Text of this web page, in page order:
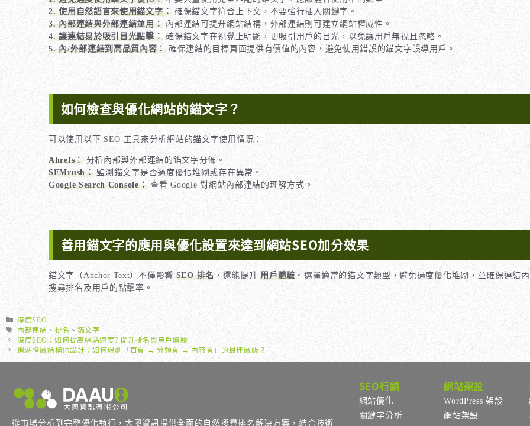
2. 使用自然語言來使用錨文字： 確保錨文字符合上下文，不要強行插入關鍵字。
3. 內部連結與外部連結並用：內部連結可提升網站結構，外部連結則可建立網站權威性。
4. 讓連結易於吸引目光點擊：確保錨文字在視覺上明顯，更吸引用戶的目光，以免讓用戶無視且忽略。
5. 內/外部連結到高品質內容： 確保連結的目標頁面提供有價值的內容，避免使用錯誤的錨文字誤導用戶。
如何檢查與優化網站的錨文字？
可以使用以下 SEO 工具來分析網站的錨文字使用情況：
Ahrefs：分析內部與外部連結的錨文字分佈。
SEMrush：監測錨文字是否過度優化堆砌或存在異常。
Google Search Console： 查看 Google 對網站內部連結的理解方式。
善用錨文字的應用與優化設置來達到網站SEO加分效果
錨文字（Anchor Text）不僅影響 SEO 排名，還能提升用戶體驗。選擇適當的錨文字類型，避免過度優化堆砌，並確保連結
搜尋排名及用戶的點擊率。
分
類
深度SEO
標
籤
內部連結 、 排名 、 錨文字
深度SEO：如何提高網站速度? 提升排名與用戶體驗
網站階層結構化設計：如何規劃「首頁 → 分類頁 → 內容頁」的最佳層級？
從市場分析到完整優化執行，大奧資訊提供全面的自然搜尋排名解決方案，結合技術
SEO行銷
網站優化
關鍵字分析
網站架設
WordPress 架設
網站架設